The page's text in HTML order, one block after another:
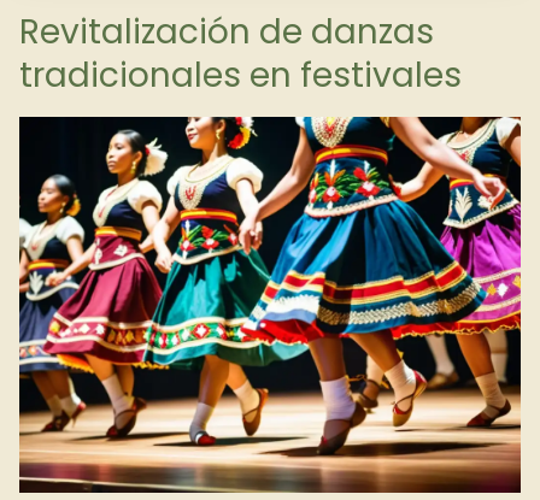
Revitalización de danzas
tradicionales en festivales